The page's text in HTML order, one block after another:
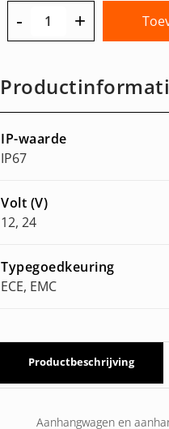
- +
IP-waarde
IP67
Volt (V)
12, 24
Typegoedkeuring
ECE, EMC
Productbeschrijving
Aanhangwagen en